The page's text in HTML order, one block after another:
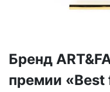
Бренд
премии